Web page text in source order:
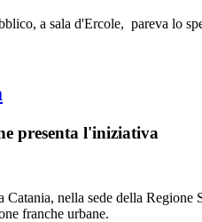
a sala d'Ercole, pareva lo
presenta l'iniziativa
Catania, nella sede della
franche urbane.